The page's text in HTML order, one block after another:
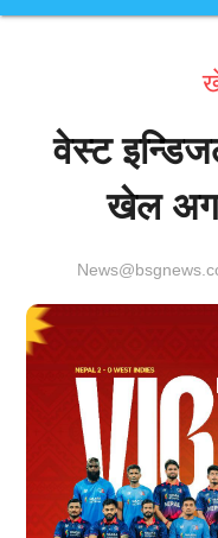
वेस्ट
खेल